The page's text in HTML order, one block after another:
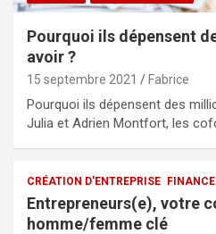
Pourquoi ils dépensent
avoir ?
15 septembre 2021 Fabrice
Pourquoi ils dépensent des
Julia et Adrien Montfort, les
CRÉATION D'ENTREPRISE FINANCE
Entrepreneurs(e), votre
homme/femme clé